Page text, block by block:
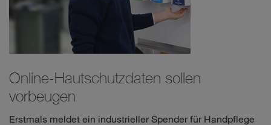
Online-Hautschutzdaten sollen
vorbeugen
Erstmals meldet ein industrieller Spender für Handpflege